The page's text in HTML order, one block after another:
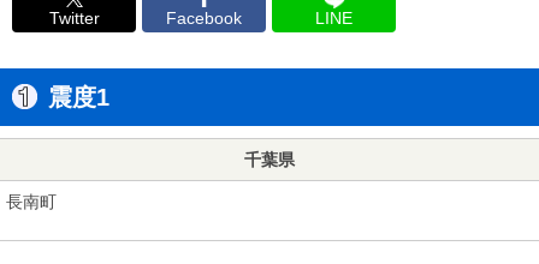
Twitter Facebook LINE
震度1
千葉県
長南町